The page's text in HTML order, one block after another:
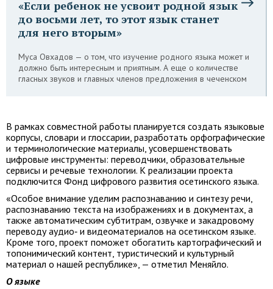
«Если ребенок не усвоит родной язык
до восьми лет, то этот язык станет
для него вторым»
Муса Овхадов — о том, что изучение родного языка может и
должно быть интересным и приятным. А еще о количестве
гласных звуков и главных членов предложения в чеченском
В рамках совместной работы планируется создать языковые
корпусы, словари и глоссарии, разработать орфографические
и терминологические материалы, усовершенствовать
цифровые инструменты: переводчики, образовательные
сервисы и речевые технологии. К реализации проекта
подключится Фонд цифрового развития осетинского языка.
«Особое внимание уделим распознаванию и синтезу речи,
распознаванию текста на изображениях и в документах, а
также автоматическим субтитрам, озвучке и закадровому
переводу аудио‑ и видеоматериалов на осетинском языке.
Кроме того, проект поможет обогатить картографический и
топонимический контент, туристический и культурный
материал о нашей республике», — отметил Меняйло.
О языке